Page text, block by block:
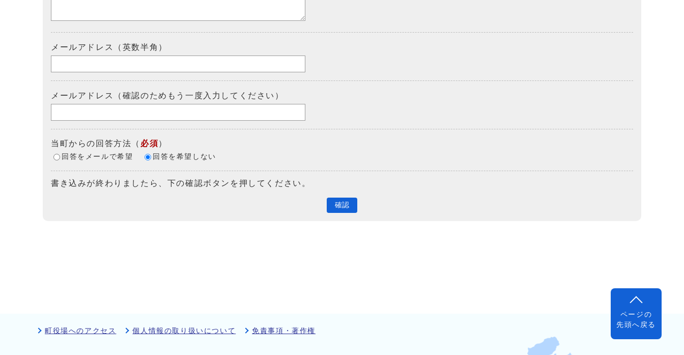
メールアドレス（英数半角）
メールアドレス（確認のためもう一度入力してください）
当町からの回答方法 （ 必須）
回答をメールで希望 回答を希望しない
書き込みが終わりましたら、下の確認ボタンを押してください。
確認
ページの
先頭へ戻る
町役場へのアクセス
個人情報の取り扱いについて 免責事項・著作権